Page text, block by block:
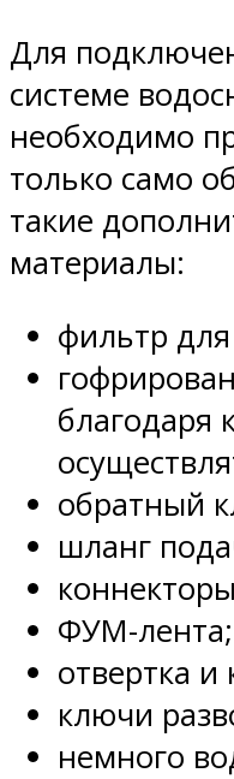
Для
системе
необходимо
только само
такие
материалы:
фильтр
благодаря
обратный
шланг
ФУМ-лента;
отвертка и
ключи
немного